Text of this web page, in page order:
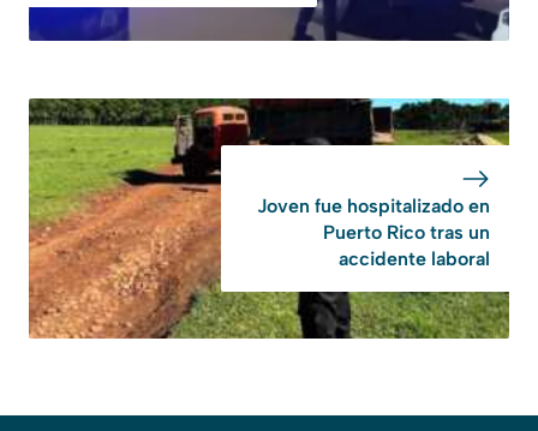
Joven fue hospitalizado en
Puerto Rico tras un
accidente laboral